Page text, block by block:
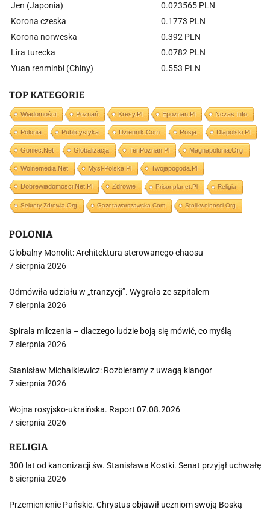
Jen (Japonia)
0.023565 PLN
Korona czeska
0.1773 PLN
Korona norweska
0.392 PLN
Lira turecka
0.0782 PLN
Yuan renminbi (Chiny)
0.553 PLN
TOP KATEGORIE
Wiadomości Poznań Kresy.pl Epoznan.pl Nczas.info
Polonia Publicystyka Dziennik.com Rosja Dlapolski.pl
Goniec.net Globalizacja TenPoznan.pl Magnapolonia.org
Wolnemedia.net Mysl-Polska.pl Twojapogoda.pl
Dobrewiadomosci.net.pl Zdrowie Prisonplanet.pl Religia
Sekrety-Zdrowia.org Gazetawarszawska.com Stolikwolnosci.org
POLONIA
Globalny Monolit: Architektura sterowanego chaosu
7 sierpnia 2026
Odmówiła udziału w „tranzycji”. Wygrała ze szpitalem
7 sierpnia 2026
Spirala milczenia – dlaczego ludzie boją się mówić, co myślą
7 sierpnia 2026
Stanisław Michalkiewicz: Rozbieramy z uwagą klangor
7 sierpnia 2026
Wojna rosyjsko-ukraińska. Raport 07.08.2026
7 sierpnia 2026
RELIGIA
300 lat od kanonizacji św. Stanisława Kostki. Senat przyjął uchwałę
6 sierpnia 2026
Przemienienie Pańskie. Chrystus objawił uczniom swoją Boską